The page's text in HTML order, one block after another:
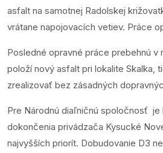
asfalt na samotnej Radolskej
vrátane napojovacích vetiev. Práce
Posledné opravné práce prebehnú v
položí nový asfalt pri lokalite Skalka,
zrealizovať bez zásadných
Pre Národnú diaľničnú spoločnosť je
dokončenia privádzača Kysucké
najvyšších priorít. Dobudovanie D3